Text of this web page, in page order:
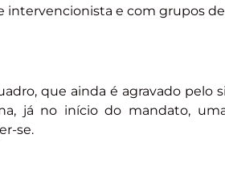
intervencionista e com grupos
que ainda é agravado pelo
já no início do mandato,
se.